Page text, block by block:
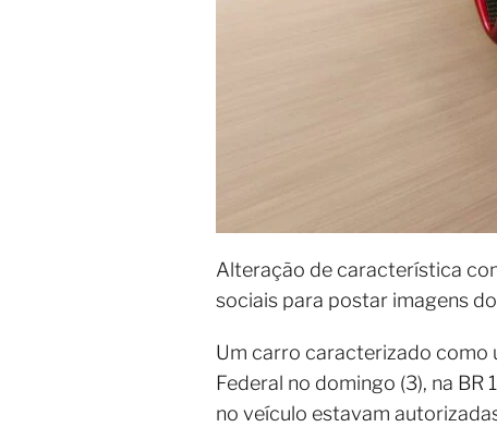
Alteração de característica
sociais para postar imagens
Um carro caracterizado como
Federal no domingo (3), na
no veículo estavam